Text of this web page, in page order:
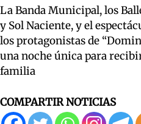
La Banda Municipal, los
y Sol Naciente, y el
los protagonistas de
una noche única para
familia
COMPARTIR NOTICIAS